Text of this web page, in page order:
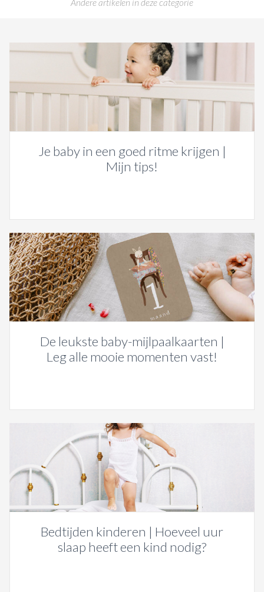
Andere artikelen in deze categorie
Je baby in een goed ritme krijgen |
Mijn tips!
De leukste baby-mijlpaalkaarten |
Leg alle mooie momenten vast!
Bedtijden kinderen | Hoeveel uur
slaap heeft een kind nodig?